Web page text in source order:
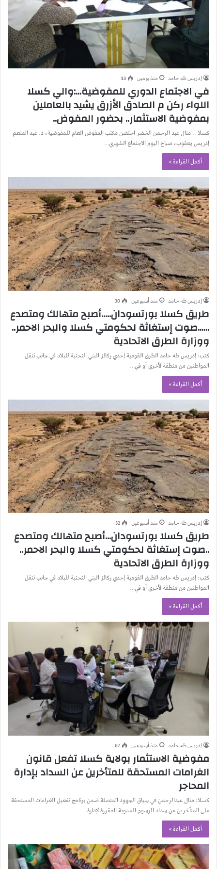
إدريس طه حامد منذ يومين 13
في الاجتماع الدوري للمفوضية…:والي كسلا
اللواء ركن م الصادق الأزرق يشيد بالعاملين
بمفوضية الاستثمار.. بحضور المفوض..
كسلا .. منال عبد الرحمن الخضر احتضن مكتب المفوض العام للمفوضية، د. عبد المنعم
إدريس يعقوب، صباح اليوم الاجتماع الشهري…
أكمل القراءة »
إدريس طه حامد منذ أسبوعين 30
طريق كسلا بورتسودان…..أصبح متهالك ومتصدع
……صوت إستغاثة لحكومتي كسلا والبحر الاحمر..
ووزارة الطرق الاتحادية
كتب: إدريس طه حامد الطرق القومية إحدي ركائز البني التحتية للبلاد في جانب تنقل
المواطنين من منطقة لأخري أو في…
أكمل القراءة »
إدريس طه حامد منذ أسبوعين 32
طريق كسلا بورتسودان…أصبح متهالك ومتصدع
..صوت إستغاثة لحكومتي كسلا والبحر الاحمر..
ووزارة الطرق الاتحادية
كتب: إدريس طه حامد الطرق القومية إحدي ركائز البني التحتية للبلاد في جانب تنقل
المواطنين من منطقة لأخري أو في…
أكمل القراءة »
إدريس طه حامد منذ أسبوعين 67
مفوضية الاستثمار بولاية كسلا تفعل قانون
الغرامات المستحقة للمتأخرين عن السداد بإدارة
المحاجر
كسلا: منال عبدالرحمن في سياق الجهود المتصلة ضمن برنامج تفعيل الغرامات المستحقة
على المتأخرين عن سداد الرسوم السنوية المقررة لإدارة…
أكمل القراءة »